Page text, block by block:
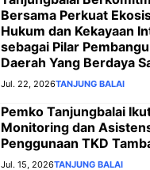
Bersama Perkuat
Hukum dan Kekayaan
sebagai Pilar
Daerah Yang Berdaya
Jul. 22, 2026TANJUNG BALAI
Pemko Tanjungbalai
Monitoring dan
Penggunaan TKD
Jul. 15, 2026TANJUNG BALAI